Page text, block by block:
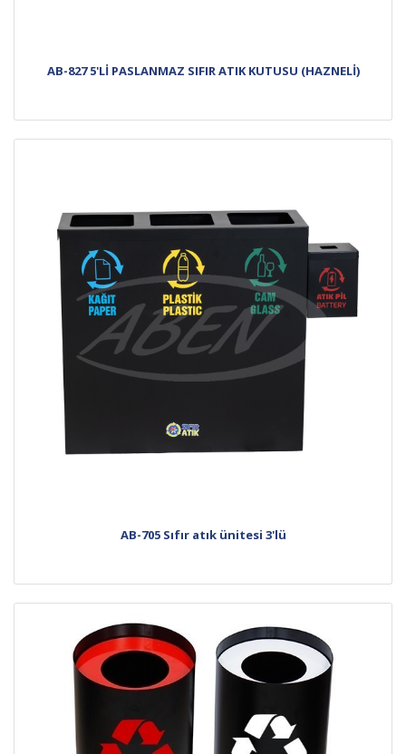
AB-827 5'Lİ PASLANMAZ SIFIR ATIK KUTUSU (HAZNELİ)
AB-705 Sıfır atık ünitesi 3'lü